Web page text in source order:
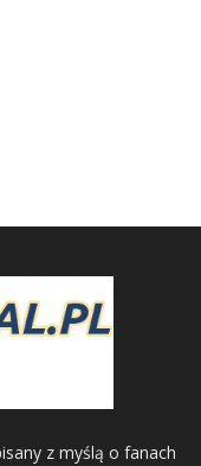
z myślą o fanach